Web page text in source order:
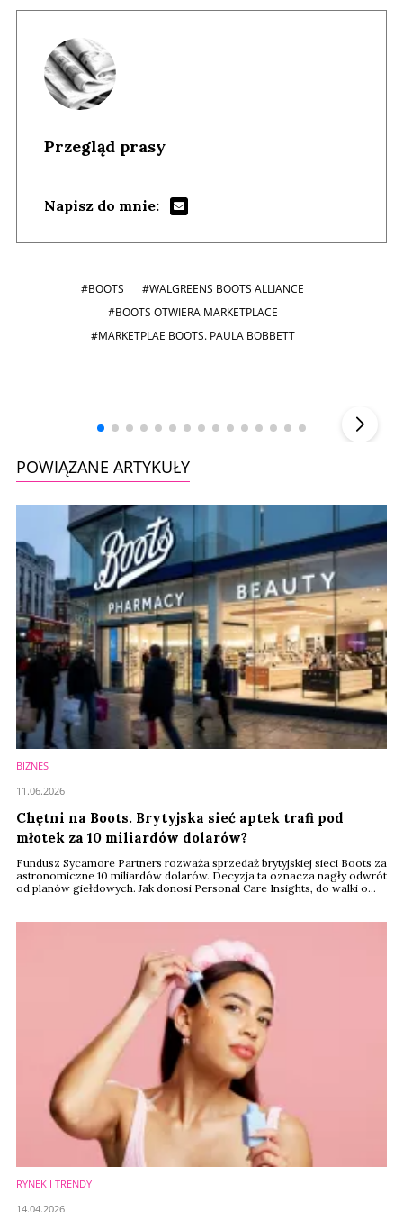
Przegląd prasy
Napisz do mnie:
#BOOTS
#WALGREENS BOOTS ALLIANCE
#BOOTS OTWIERA MARKETPLACE
#MARKETPLAE BOOTS. PAULA BOBBETT
POWIĄZANE ARTYKUŁY
BIZNES
Chętni na Boots. Brytyjska sieć aptek trafi pod
młotek za 10 miliardów dolarów?
Fundusz Sycamore Partners rozważa sprzedaż brytyjskiej sieci Boots za
astronomiczne 10 miliardów dolarów. Decyzja ta oznacza nagły odwrót
od planów giełdowych. Jak donosi Personal Care Insights, do walki o
11.06.2026
RYNEK I TRENDY
14.04.2026